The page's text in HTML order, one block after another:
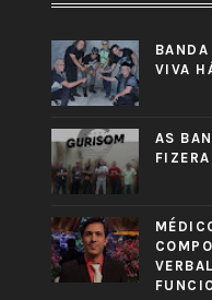
VIVA
AS